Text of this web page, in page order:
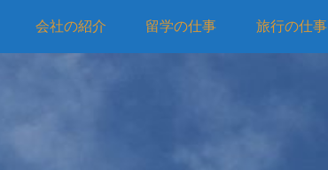
会社の紹介 留学の仕事 旅行の仕事